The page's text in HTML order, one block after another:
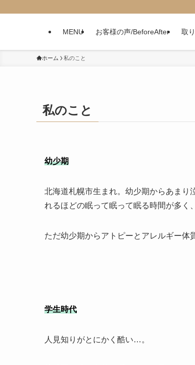
MENU お客様の声/BeforeAfter 取
ホーム 私のこと
私のこと
幼少期
北海道札幌市生まれ。幼少期からあまり
れるほどの眠って眠って眠る時間が多く
ただ幼少期からアトピーとアレルギー体
学生時代
人見知りがとにかく酷い…。